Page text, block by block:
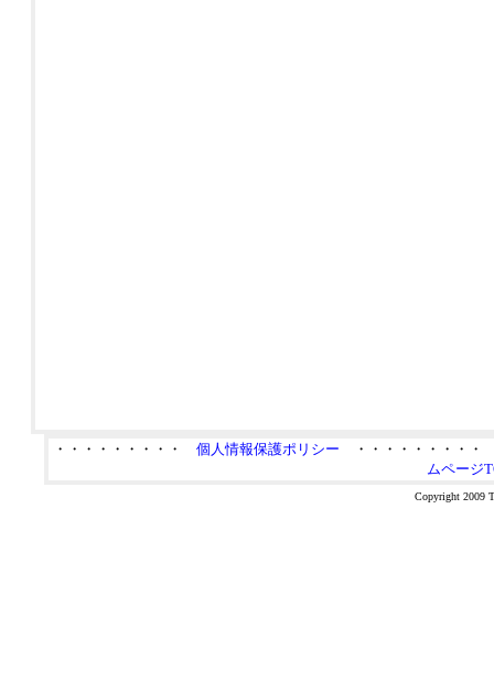
・・・・・・・・・ 個人情報保護ポリシー ・・・・・・・・
ムページ
Copyright 2009